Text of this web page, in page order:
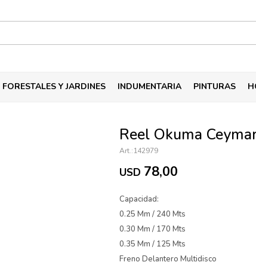
FORESTALES Y JARDINES INDUMENTARIA PINTURAS
Reel Okuma
142979
USD 78,00
Capacidad:
0.25 Mm / 240 Mts
0.30 Mm / 170 Mts
0.35 Mm / 125 Mts
Freno Delantero Multidisco